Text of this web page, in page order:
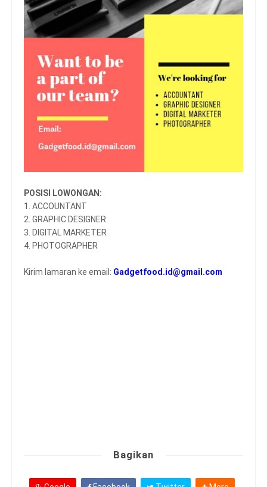
POSISI LOWONGAN:
1. ACCOUNTANT
2. GRAPHIC DESIGNER
3. DIGITAL MARKETER
4. PHOTOGRAPHER
Kirim lamaran ke email: Gadgetfood.id@gmail.com
Bagikan